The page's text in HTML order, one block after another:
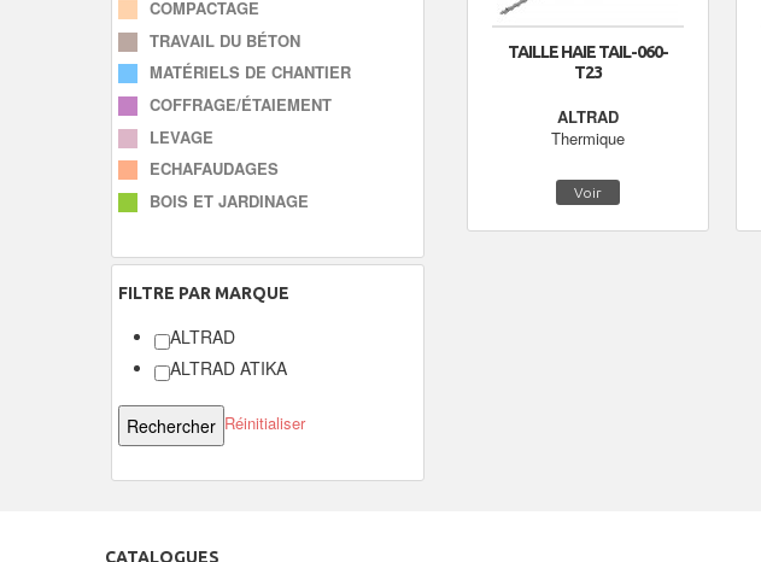
COMPACTAGE
TRAVAIL DU BÉTON
MATÉRIELS DE CHANTIER
COFFRAGE/ÉTAIEMENT
LEVAGE
ECHAFAUDAGES
BOIS ET JARDINAGE
FILTRE PAR MARQUE
ALTRAD
ALTRAD ATIKA
Réinitialiser
TAILLE HAIE TAIL-060-
T23
ALTRAD
Thermique
Voir
CATALOGUES